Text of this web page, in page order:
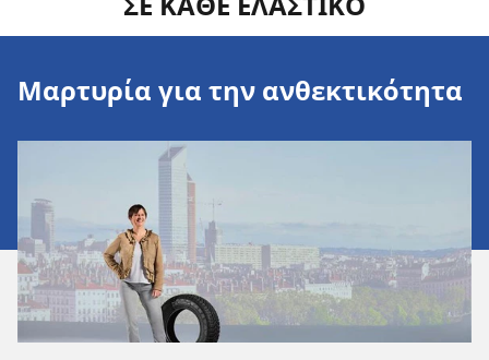
Μαρτυρία για την ανθεκτικότητα